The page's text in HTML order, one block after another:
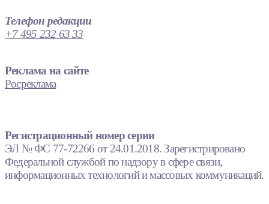
Телефон редакции
+7 495 232 63 33
Реклама на сайте
Росреклама
Регистрационный номер серии
ЭЛ № ФС 77-72266 от 24.01.2018. Зарегистрировано
Федеральной службой по надзору в сфере связи,
информационных технологий и массовых коммуникаций.